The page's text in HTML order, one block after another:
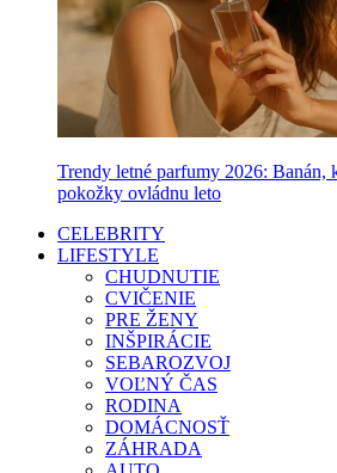
Trendy letné parfumy 2026: Banán,
pokožky ovládnu leto
CELEBRITY
LIFESTYLE
CHUDNUTIE
CVIČENIE
PRE ŽENY
INŠPIRÁCIE
SEBAROZVOJ
VOĽNÝ ČAS
RODINA
DOMÁCNOSŤ
ZÁHRADA